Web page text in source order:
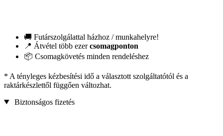
🚚 Futárszolgálattal házhoz / munkahelyre!
📍 Átvétel több ezercsomagponton
📦 Csomagkövetés minden rendeléshez
* A tényleges kézbesítési idő a választott szolgáltatótól és a
raktárkészlettől függően változhat.
Biztonságos fizetés